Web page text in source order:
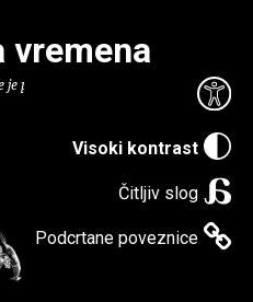
Visoki kontrast
Čitljiv slog
Podcrtane poveznice
vremena
je puno knjiga.